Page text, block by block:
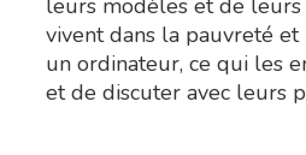
vivent dans la pauvreté et
un ordinateur, ce qui les
et de discuter avec leurs